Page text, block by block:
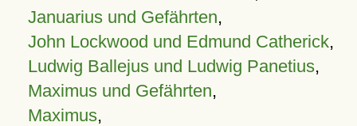
Januarius und Gefährten,
John Lockwood und Edmund Catherick,
Ludwig Ballejus und Ludwig Panetius,
Maximus und Gefährten,
Maximus,